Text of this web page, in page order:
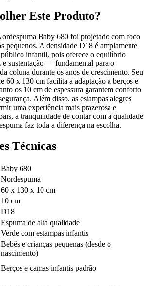
Este Produto?
Baby 680 foi projetado com foco
pequenos. A densidade D18 é amplamente
público infantil, pois oferece o equilíbrio
e sustentação — fundamental para o
coluna durante os anos de crescimento. Seu
60 x 130 cm facilita a adaptação a berços e
os 10 cm de espessura garantem conforto
Além disso, as estampas alegres
uma experiência mais prazerosa e
a tranquilidade de contar com a qualidade
faz toda a diferença na escolha.
Técnicas
Baby 680
Nordespuma
60 x 130 x 10 cm
10 cm
D18
Espuma de alta qualidade
Verde com estampas infantis
Bebês e crianças pequenas (desde o
nascimento)
Berços e camas infantis padrão